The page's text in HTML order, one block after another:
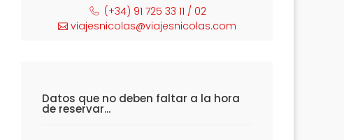
(+34) 91 725 33 11 / 02
viajesnicolas@viajesnicolas.com
Datos que no deben faltar a la hora
de reservar...